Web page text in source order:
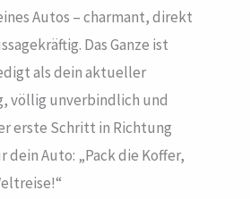
Autos – charmant, direkt
Das Ganze ist
als dein aktueller
völlig unverbindlich und
erste Schritt in Richtung
dein Auto: „Pack die Koffer,